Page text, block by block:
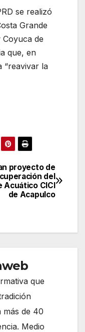
se realizó
Grande
de
que, en
“reavivar la
proyecto de
del
Acuático CICI
de Acapulco
que
más de 40
Medio